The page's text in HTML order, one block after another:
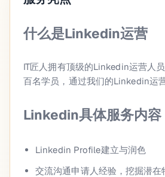
什么是Linkedin运营
IT匠人拥有顶级的Linkedin运营人
百名学员，通过我们的Linkedin运
Linkedin具体服务内容
Linkedin Profile建立与润色
交流沟通申请人经验，挖掘潜在